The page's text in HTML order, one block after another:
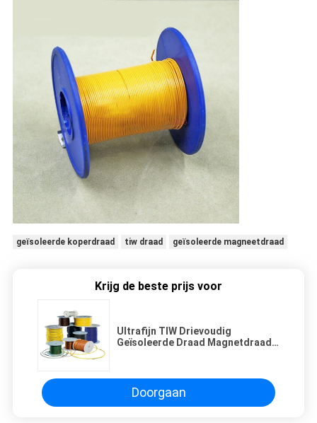
geïsoleerde koperdraad tiw draad geïsoleerde magneetdraad
Krijg de beste prijs voor
Ultrafijn TIW Drievoudig
Geïsoleerde Draad Magnetdraad
Doorgaan